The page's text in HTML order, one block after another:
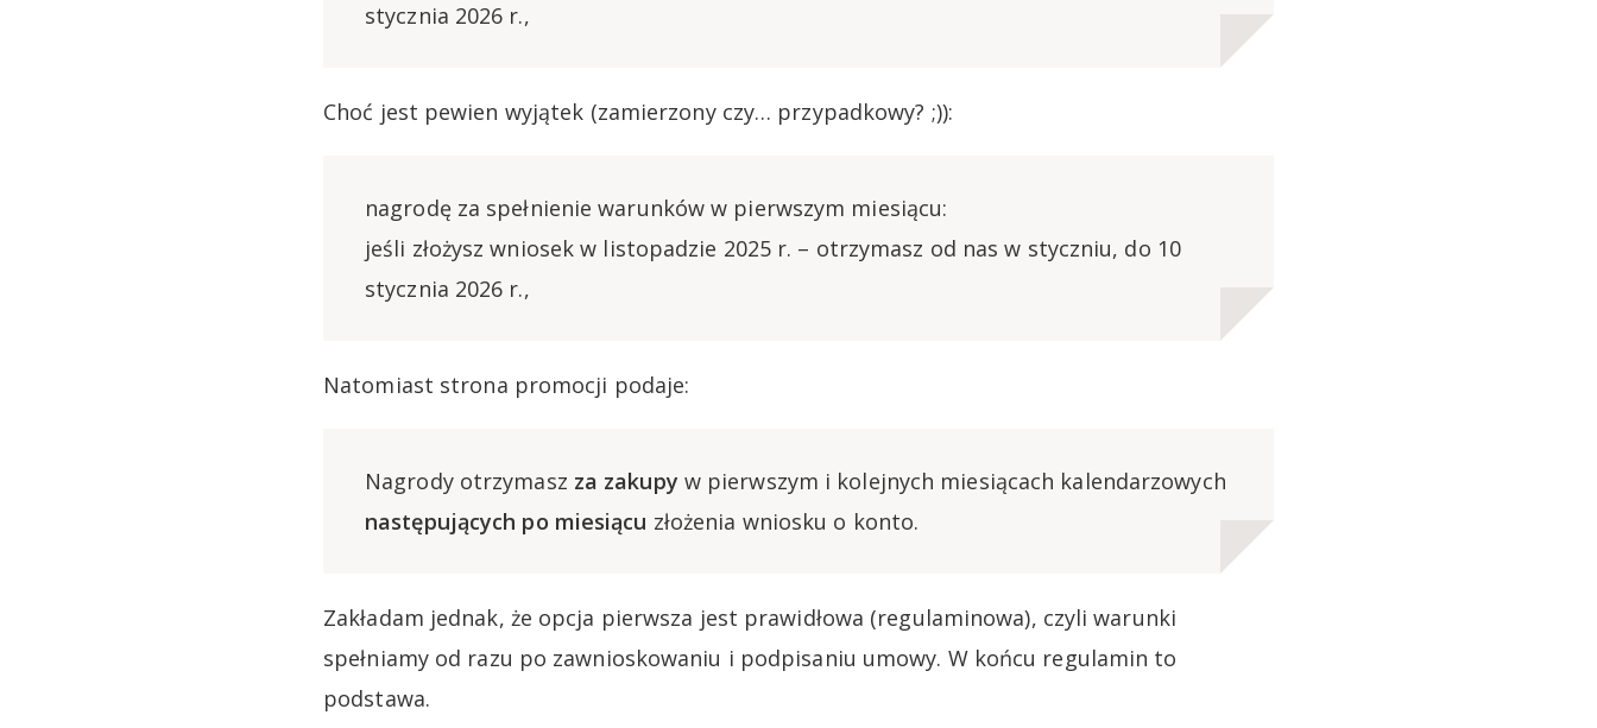
stycznia 2026 r.,
Choć jest pewien wyjątek (zamierzony czy… przypadkowy? ;)):
nagrodę za spełnienie warunków w pierwszym miesiącu:
jeśli złożysz wniosek w listopadzie 2025 r. – otrzymasz od nas w styczniu, do 10
stycznia 2026 r.,
Natomiast strona promocji podaje:
Nagrody otrzymasz za zakupy w pierwszym i kolejnych miesiącach kalendarzowych
następujących po miesiącu złożenia wniosku o konto.
Zakładam jednak, że opcja pierwsza jest prawidłowa (regulaminowa), czyli warunki
spełniamy od razu po zawnioskowaniu i podpisaniu umowy. W końcu regulamin to
podstawa.